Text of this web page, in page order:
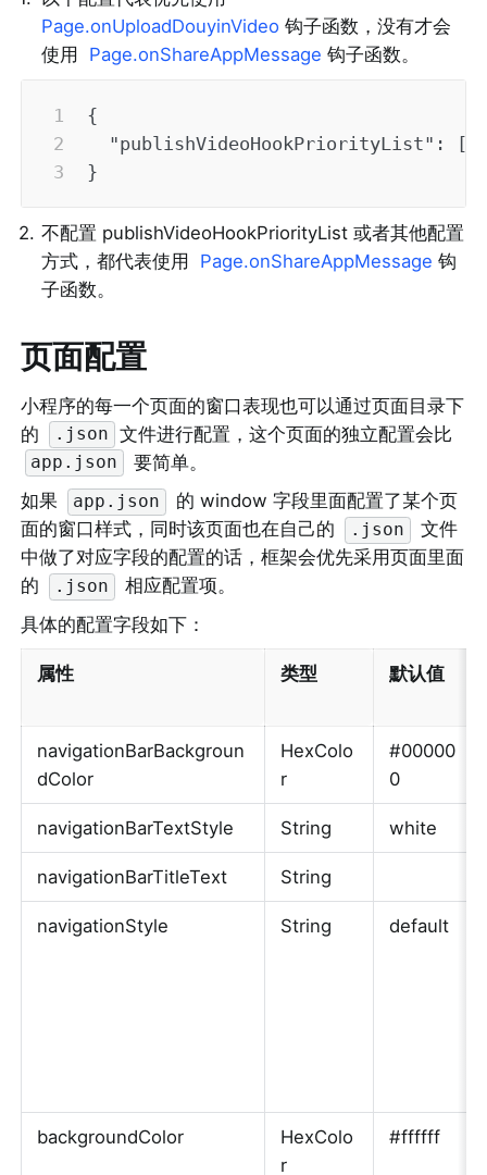
Page.onUploadDouyinVideo 钩子函数，没有才会
使用 Page.onShareAppMessage 钩子函数。
{
"publishVideoHookPriorityList" : [
}
2. 不配置 publishVideoHookPriorityList 或者其他配置
方式，都代表使用 Page.onShareAppMessage 钩
子函数。
页面配置
小程序的每一个页面的窗口表现也可以通过页面目录下
的
.json
app.json
要简单。
如果
app.json
的 window 字段里面配置了某个页
面的窗口样式，同时该页面也在自己的
.json
文件
中做了对应字段的配置的话，框架会优先采用页面里面
的
.json
相应配置项。
具体的配置字段如下：
属性 类型 默认值
navigationBarBackgroun
dColor
HexColo
r
#00000
0
navigationBarTextStyle String white
navigationBarTitleText String
navigationStyle String default
backgroundColor
HexColo
r
#ffffff